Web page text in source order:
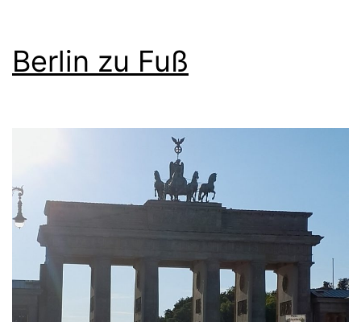
Berlin zu Fuß